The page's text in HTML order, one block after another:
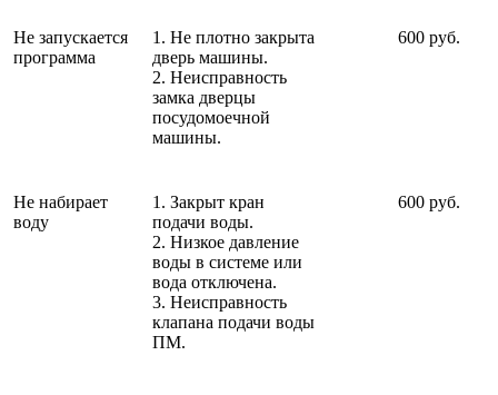
Не запускается
программа
1. Не плотно закрыта
дверь машины.
2. Неисправность
замка дверцы
посудомоечной
машины.
600 руб.
Не набирает
воду
1. Закрыт кран
подачи воды.
2. Низкое давление
воды в системе или
вода отключена.
3. Неисправность
клапана подачи воды
ПМ.
600 руб.